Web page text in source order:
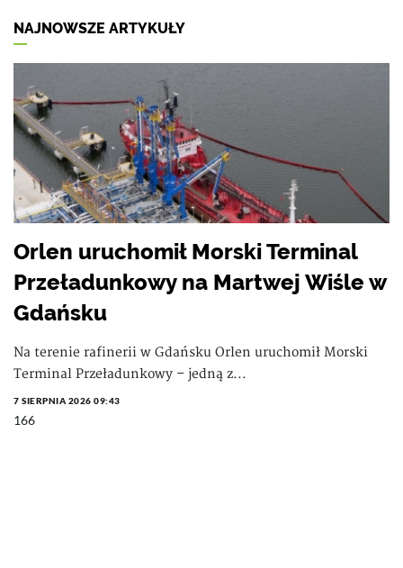
NAJNOWSZE ARTYKUŁY
Orlen uruchomił Morski Terminal
Przeładunkowy na Martwej Wiśle w
Gdańsku
Na terenie rafinerii w Gdańsku Orlen uruchomił Morski
Terminal Przeładunkowy – jedną z...
7 SIERPNIA 2026 09:43
166